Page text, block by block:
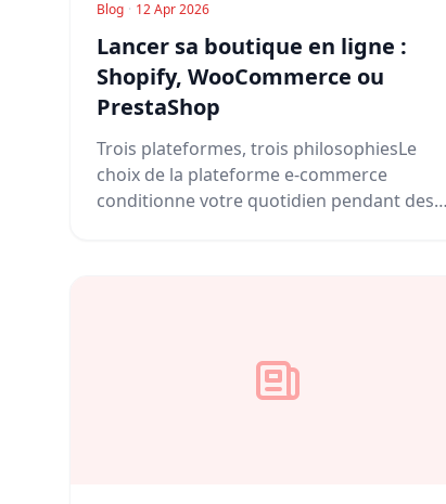
Blog · 12 Apr 2026
Lancer sa boutique en ligne :
Shopify, WooCommerce ou
PrestaShop
Trois plateformes, trois philosophiesLe
choix de la plateforme e-commerce
conditionne votre quotidien pendant des